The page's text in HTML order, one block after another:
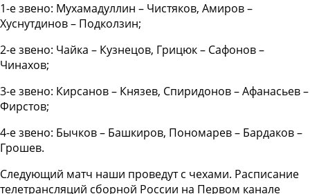
1-е звено: Мухамадуллин – Чистяков, Амиров –
Хуснутдинов – Подколзин;
2-е звено: Чайка – Кузнецов, Грицюк – Сафонов –
Чинахов;
3-е звено: Кирсанов – Князев, Спиридонов – Афанасьев –
Фирстов;
4-е звено: Бычков – Башкиров, Пономарев – Бардаков –
Грошев.
Следующий матч наши проведут с чехами. Расписание
телетрансляций сборной России на Первом канале